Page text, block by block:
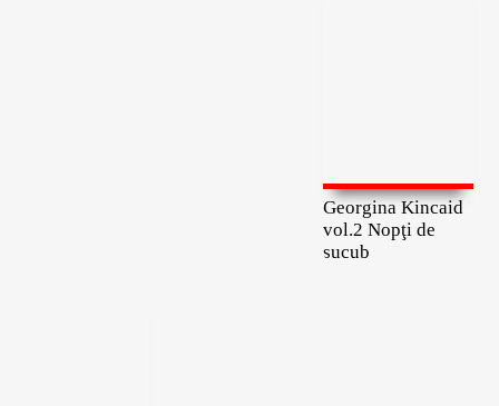
Georgina Kincaid
vol.2 Nopţi de
sucub